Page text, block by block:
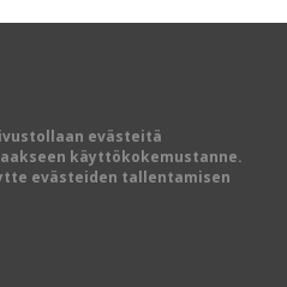
evästeitä
käyttökokemustanne.
evästeiden tallentamisen